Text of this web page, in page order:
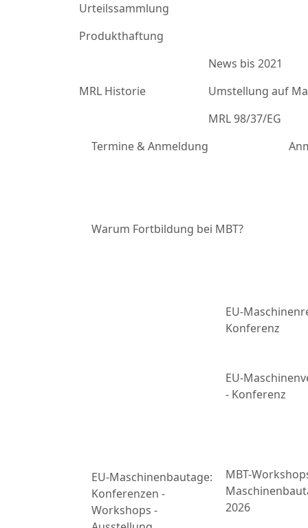
Urteilssammlung
Produkthaftung
MRL Historie
News bis 2021
Umstellung auf
MRL 98/37/EG
Termine & Anmeldung
Warum Fortbildung bei MBT?
EU-Maschinenbautage:
Konferenzen -
Workshops -
EU-
Konferenz
EU-
- Konferenz
MBT-
2026